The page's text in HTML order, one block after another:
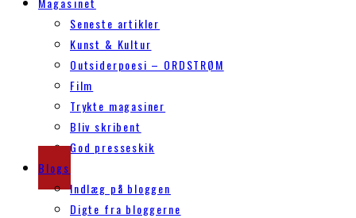
Seneste artikler
Kunst & Kultur
Outsiderpoesi – ORDSTRØM
Film
Trykte magasiner
Bliv skribent
God presseskik
Blogs
Indlæg på bloggen
Digte fra bloggerne